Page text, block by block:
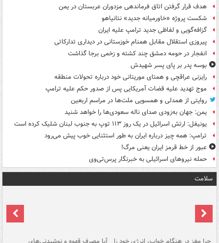
هدف قرار گرفتن اتاق‌ فرماندهی مزدوران عربستان در یمن
شکست پروژه «خاورمیانه جدید» نتانیاهو
گزافه‌گویی و لفاظی جدید ترامپ علیه ایران
پیروزی استقلال مقابل همنام خوزستانی در دیداری تدارکاتی
انفجار در حومه دمشق چند کشته و زخمی برجا گذاشت
بوسه‌ پدر بر پای پسر شهیدش
رایزنی عراقچی و همتای موریتانی خود درباره تحولات منطقه
موج تهدید علیه قضات آمریکایی پس از صدور حکم علیه ترامپ
روایتی از همدلی و همسویی ملت‌ها در مراسم اربعین
یمن: جهان به‌زودی صدای ناله سعودی‌ها را خواهد شنید
یونیفل: ارتش اسرائیل در یک روز ۱۱۳ توپ به جنوب لبنان شلیک کرده است
ترامپ: همه چیز درباره ایران به طور استثنایی خوب پیش می‌رود
عبور از خط قرمز ایران یعنی مرگ!
حمله نیروهای اسرائیلی به خبرنگار پرس‌تی‌وی
سلامت